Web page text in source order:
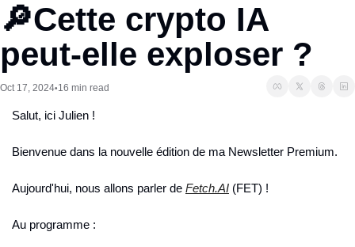
🔎Cette crypto IA
peut-elle exploser ?
Oct 17, 2024•16 min read
Salut, ici Julien !
Bienvenue dans la nouvelle édition de ma Newsletter Premium.
Aujourd'hui, nous allons parler de Fetch.AI (FET) !
Au programme :